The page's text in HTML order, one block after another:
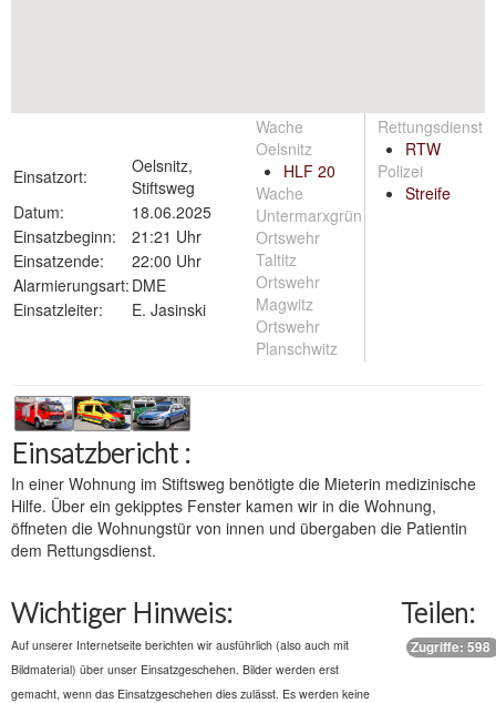
Einsatzort:
Oelsnitz,
Stiftsweg
Datum:
18.06.2025
Einsatzbeginn:
21:21 Uhr
Einsatzende:
22:00 Uhr
Alarmierungsart: DME
Einsatzleiter:
E. Jasinski
Wache
Oelsnitz
HLF 20
Wache
Untermarxgrün
Ortswehr
Taltitz
Ortswehr
Magwitz
Ortswehr
Planschwitz
Rettungsdienst
RTW
Polizei
Streife
Einsatzbericht :
In einer Wohnung im Stiftsweg benötigte die Mieterin medizinische
Hilfe. Über ein gekipptes Fenster kamen wir in die Wohnung,
öffneten die Wohnungstür von innen und übergaben die Patientin
dem Rettungsdienst.
Wichtiger Hinweis:
Auf unserer Internetseite berichten wir ausführlich (also auch mit
Bildmaterial) über unser Einsatzgeschehen. Bilder werden erst
gemacht, wenn das Einsatzgeschehen dies zulässt. Es werden keine
Teilen:
Zugriffe: 598